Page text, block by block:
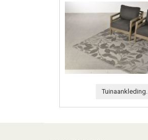
Tuinaankleding.